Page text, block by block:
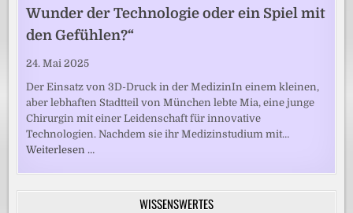
Wunder der Technologie oder ein Spiel mit
den Gefühlen?“
24. Mai 2025
Der Einsatz von 3D-Druck in der MedizinIn einem kleinen,
aber lebhaften Stadtteil von München lebte Mia, eine junge
Chirurgin mit einer Leidenschaft für innovative
Technologien. Nachdem sie ihr Medizinstudium mit…
Weiterlesen …
WISSENSWERTES